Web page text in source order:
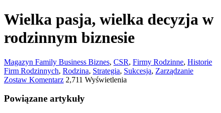
Wielka pasja, wielka decyzja w
rodzinnym biznesie
Magazyn Family Business Biznes, CSR, Firmy Rodzinne, Historie
Firm Rodzinnych, Rodzina, Strategia, Sukcesja, Zarządzanie
Zostaw Komentarz 2,711 Wyświetlenia
Powiązane artykuły